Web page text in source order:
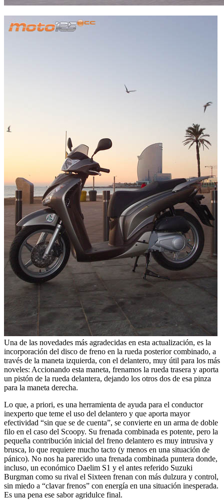
Una de las novedades más agradecidas en esta actualización, es la
incorporación del disco de freno en la rueda posterior combinado, a
través de la maneta izquierda, con el delantero, muy útil para los más
noveles: Accionando esta maneta, frenamos la rueda trasera y aporta
un pistón de la rueda delantera, dejando los otros dos de esa pinza
para la maneta derecha.
Lo que, a priori, es una herramienta de ayuda para el conductor
inexperto que teme el uso del delantero y que aporta mayor
efectividad “sin que se de cuenta”, se convierte en un arma de doble
filo en el caso del Scoopy. Su frenada combinada es potente, pero la
pequeña contribución inicial del freno delantero es muy intrusiva y
brusca, lo que requiere mucho tacto (y menos en una situación de
pánico). No nos ha parecido una frenada combinada puntera donde,
incluso, un económico Daelim S1 y el antes referido Suzuki
Burgman como su rival el Sixteen frenan con más dulzura y control,
sin miedo a “clavar frenos” con energía en una situación inesperada.
Es una pena ese sabor agridulce final.